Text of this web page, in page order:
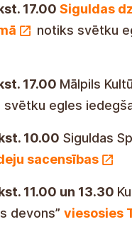
17.00 Siguldas
notiks svētku
17.00 Mālpils
svētku egles
10.00 Siguldas
sacensības
11.00 un 13.30
devons” viesosies